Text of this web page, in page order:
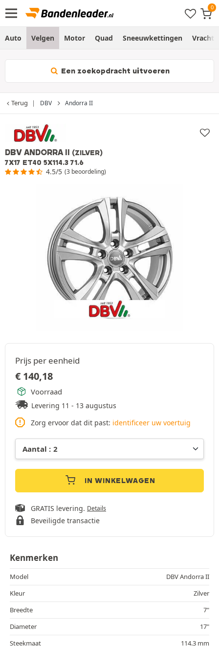
Auto Velgen Motor Quad Sneeuwkettingen
Een zoekopdracht uitvoeren
Terug DBV Andorra II
DBV ANDORRA II (ZILVER)
7X17 ET40 5X114.3 71.6
4.5/5 (3 beoordeling)
Prijs per eenheid
€ 140,18
Voorraad
Levering 11 - 13 augustus
Zorg ervoor dat dit past: identificeer uw voertuig
IN WINKELWAGEN
GRATIS levering. Details
Beveiligde transactie
Kenmerken
Model
DBV Andorra II
Kleur
Zilver
Breedte
7"
Diameter
17"
Steekmaat
114.3 mm